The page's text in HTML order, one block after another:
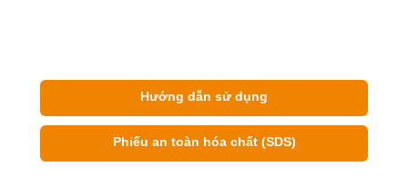
Hướng dẫn sử dụng
Phiếu an toàn hóa chất (SDS)